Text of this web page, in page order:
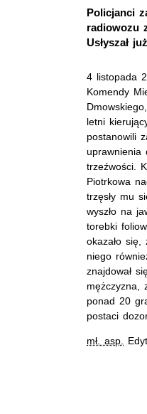
Policjanci
radiowozu
Usłyszał
4 listopada
Komendy
letni
postanowili
uprawnienia
trzeźwości.
Piotrkowa
trzęsły mu
wyszło na
torebki
okazało
niego
znajdował
mężczyzna,
ponad 20
postaci
mł. asp.